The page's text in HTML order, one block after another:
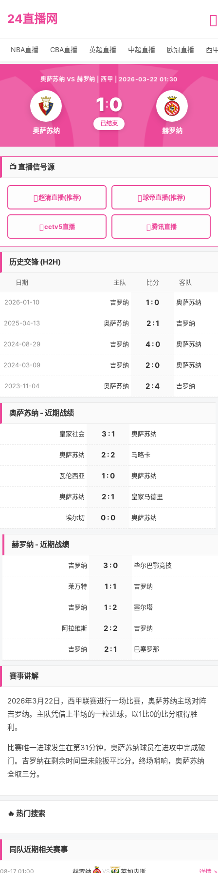
24直播网
NBA直播 CBA直播 英超直播 中超直播 欧冠直播 西
奥萨苏纳 VS 赫罗纳 | 西甲 | 2026-03-22 01:30
奥萨苏纳
1:0
已结束
赫罗纳
📺 直播信号源
超清直播(推荐) 球帝直播(推荐)
cctv5直播 腾讯直播
历史交锋 (H2H)
日期 主队 比分 客队
2026-01-10 吉罗纳 1 : 0 奥萨苏纳
2025-04-13 奥萨苏纳 2 : 1 吉罗纳
2024-08-29 吉罗纳 4 : 0 奥萨苏纳
2024-03-09 吉罗纳 2 : 0 奥萨苏纳
2023-11-04 奥萨苏纳 2 : 4 吉罗纳
奥萨苏纳 - 近期战绩
皇家社会 3 : 1 奥萨苏纳
奥萨苏纳 2 : 2 马略卡
瓦伦西亚 1 : 0 奥萨苏纳
奥萨苏纳 2 : 1 皇家马德里
埃尔切 0 : 0 奥萨苏纳
赫罗纳 - 近期战绩
吉罗纳 3 : 0 毕尔巴鄂竞技
莱万特 1 : 1 吉罗纳
吉罗纳 1 : 2 塞尔塔
阿拉维斯 2 : 2 吉罗纳
吉罗纳 2 : 1 巴塞罗那
赛事讲解
2026年3月22日，西甲联赛进行一场比赛，奥萨苏纳主场对阵
吉罗纳。主队凭借上半场的一粒进球，以1比0的比分取得胜
利。
比赛唯一进球发生在第31分钟，奥萨苏纳球员在进攻中完成破
门。吉罗纳在剩余时间里未能扳平比分。终场哨响，奥萨苏纳
全取三分。
🔥 热门搜索
同队近期相关赛事
08-17 01:00 赫罗纳 VS 莱加内斯 详情 >